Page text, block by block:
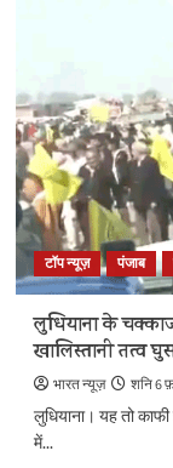
कमिश्नर
बोले-
40
लाख
लोगों
को
सब्ज़ी
जाएगी
तो
तो
होगी
के
में
टॉप न्यूज़ पंजाब
लुधियाना के
खालिस्तानी तत्व
भारत न्यूज़ शनि 6
लुधियाना। यह तो
में...